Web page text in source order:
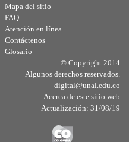
Mapa del sitio
FAQ
Atención en línea
Contáctenos
Glosario
© Copyright 2014
Algunos derechos reservados.
digital@unal.edu.co
Acerca de este sitio web
Actualización: 31/08/19